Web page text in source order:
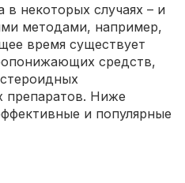
некоторых случаях – и
методами, например,
время существует
средств,
препаратов. Ниже
и популярные